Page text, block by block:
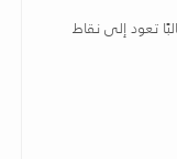
تعود إلى نقاط